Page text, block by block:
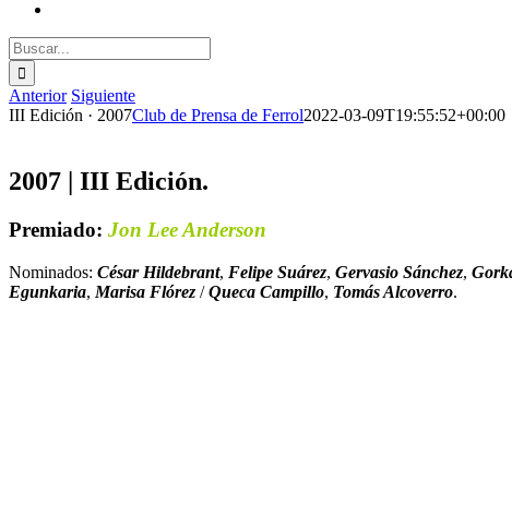
Buscar:
Anterior Siguiente
III Edición · 2007Club de Prensa de Ferrol2022-03-09T19:55:52+00:00
2007 | III Edición.
Premiado: Jon Lee Anderson
Nominados: César Hildebrant, Felipe Suárez, Gervasio Sánchez,
Egunkaria, Marisa Flórez /Queca Campillo, Tomás Alcoverro.